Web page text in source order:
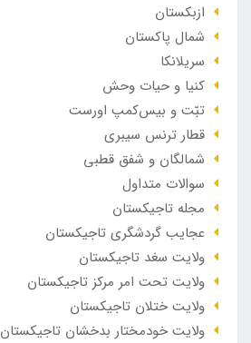
ازبکستان
شمال پاکستان
سریلانکا
کنیا و حیات وحش
تبّت و بیس‌کمپ اورست
قطار ترنس سیبری
شمالگان و شفق قطبی
سوالات متداول
مجله تاجیکستان
عجایب گردشگری تاجیکستان
ولایت سغد تاجیکستان
ولایت تحت امر مرکز تاجیکستان
ولایت ختلان تاجیکستان
ولایت خودمختار بدخشان تاجیکستان